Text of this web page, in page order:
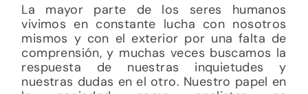
La mayor parte de los seres humanos
vivimos en constante lucha con nosotros
mismos y con el exterior por una falta de
comprensión, y muchas veces buscamos la
respuesta de nuestras inquietudes y
nuestras dudas en el otro. Nuestro papel en